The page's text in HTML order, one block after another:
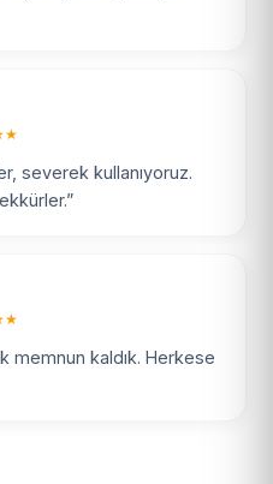
severek kullanıyoruz.
memnun kaldık. Herkese